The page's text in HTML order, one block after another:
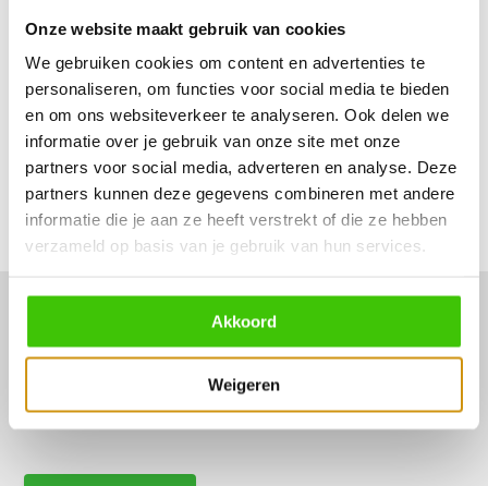
Onze website maakt gebruik van cookies
We gebruiken cookies om content en advertenties te
personaliseren, om functies voor social media te bieden
en om ons websiteverkeer te analyseren. Ook delen we
informatie over je gebruik van onze site met onze
partners voor social media, adverteren en analyse. Deze
partners kunnen deze gegevens combineren met andere
informatie die je aan ze heeft verstrekt of die ze hebben
verzameld op basis van je gebruik van hun services.
Akkoord
Weigeren
Productomschrijving
Specificaties
Reviews
Delen
Vraag het een van onze specialisten!